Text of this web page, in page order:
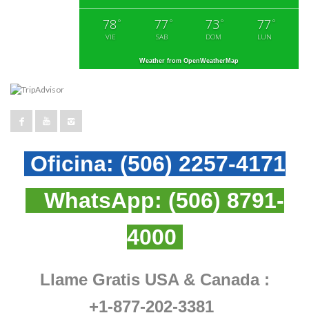
78 °
VIE
77 °
SAB
73 °
DOM
77 °
LUN
Weather from OpenWeatherMap
Oficina: (506) 2257-4171
WhatsApp: (506) 8791-
4000
Llame Gratis USA & Canada :
+1-877-202-3381